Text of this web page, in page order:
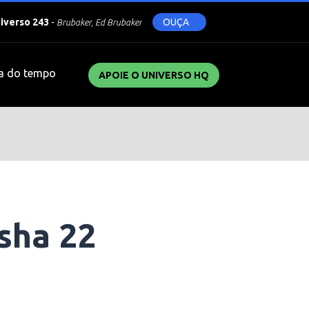
243 - Brubaker, Ed Brubaker OUÇA
do tempo APOIE O UNIVERSO HQ
22